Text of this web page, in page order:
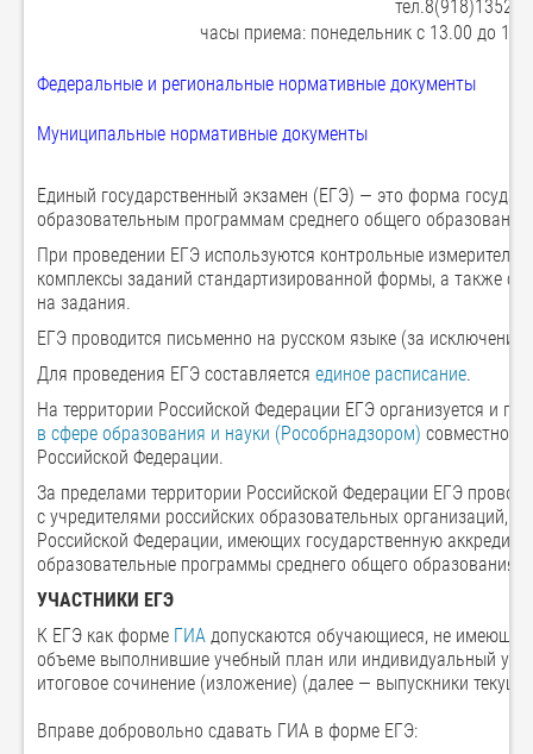
часы приема: понедельник с 13.00 до
Федеральные и региональные нормативные документы
Муниципальные нормативные документы
Единый государственный экзамен (ЕГЭ) — это форма
образовательным программам среднего общего
При проведении ЕГЭ используются контрольные
комплексы заданий стандартизированной формы, а также
на задания.
ЕГЭ проводится письменно на русском языке (за
Для проведения ЕГЭ составляется единое расписание.
На территории Российской Федерации ЕГЭ организуется и
в сфере образования и науки (Рособрнадзором) совместно с
Российской Федерации.
За пределами территории Российской Федерации ЕГЭ
с учредителями российских образовательных организаций,
Российской Федерации, имеющих государственную
образовательные программы среднего общего образования.
УЧАСТНИКИ ЕГЭ
К ЕГЭ как форме ГИА допускаются обучающиеся, не
объеме выполнившие учебный план или индивидуальный
итоговое сочинение (изложение) (далее — выпускники
Вправе добровольно сдавать ГИА в форме ЕГЭ: